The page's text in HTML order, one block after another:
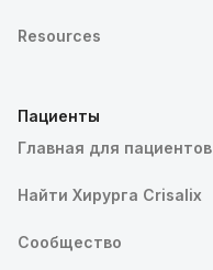
Resources
Пациенты
Главная для пациентов
Найти Хирурга Crisalix
Сообщество